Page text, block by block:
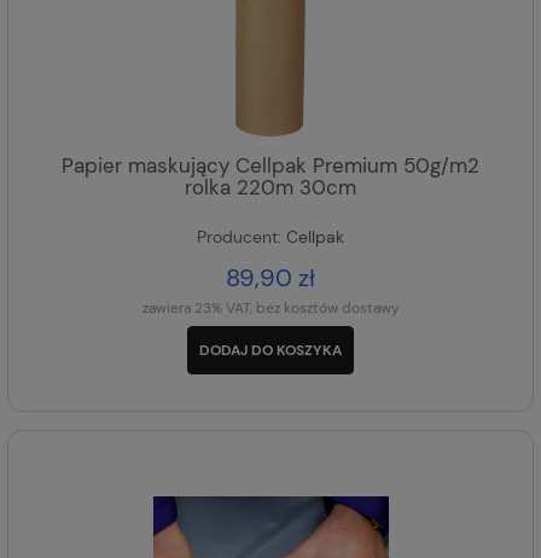
Papier maskujący Cellpak Premium 50g/m2
rolka 220m 30cm
Producent: Cellpak
89,90 zł
zawiera 23% VAT, bez kosztów dostawy
DODAJ DO KOSZYKA